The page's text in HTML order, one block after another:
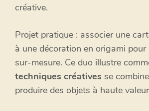
créative.
Projet pratique : associer une
à une décoration en origami pour
sur-mesure. Ce duo illustre
techniques créatives se
produire des objets à haute